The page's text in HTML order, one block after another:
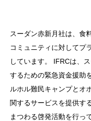
スーダン赤新月社は、食
コミュニティに対してプ
しています。 IFRCは、
するための緊急資金援助
ルホル難民キャンプとオ
関するサービスを提供す
まつわる啓発活動を行っ